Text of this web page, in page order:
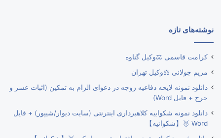
نوشته‌های تازه
کرامت قاسمی ⚖️وکیل گناوه
مریم جولانی ⚖️وکیل تهران
دانلود نمونه لایحه دفاعیه زوجه در دعوای الزام به تمکین (اثبات عسر و
حرج + فایل Word)
دانلود نمونه شکواییه کلاهبرداری اینترنتی (سایت دیوار/شیپور) + فایل
Word 🥇【شکوائیه】